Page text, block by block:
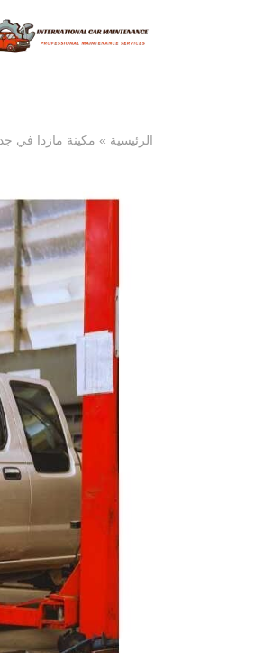
الرئيسية » مكينة مازدا في